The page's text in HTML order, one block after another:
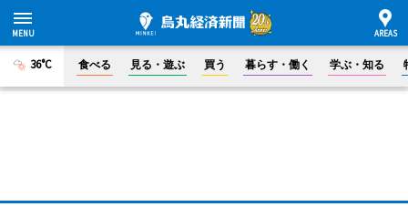
36°C 食べる 見る・遊ぶ 買う 暮らす・働く 学ぶ・知る